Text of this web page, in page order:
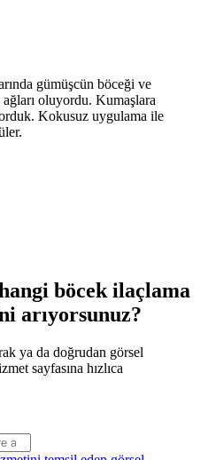
gümüşcün böceği ve
oluyordu. Kumaşlara
Kokusuz uygulama ile
böcek ilaçlama
arıyorsunuz?
ya da doğrudan görsel
sayfasına hızlıca